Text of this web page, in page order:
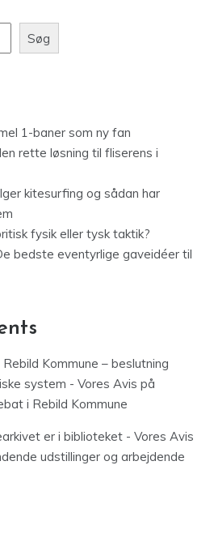
Søg
1-baner som ny fan
rette løsning til fliserens i
kitesurfing og sådan har
fysik eller tysk taktik?
bedste eventyrlige gaveidéer til
Kommune – beslutning
system - Vores Avis på
i Rebild Kommune
er i biblioteket - Vores Avis
udstillinger og arbejdende